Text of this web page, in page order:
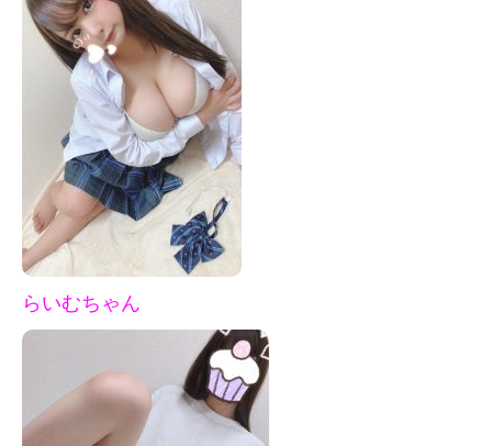
らいむちゃん